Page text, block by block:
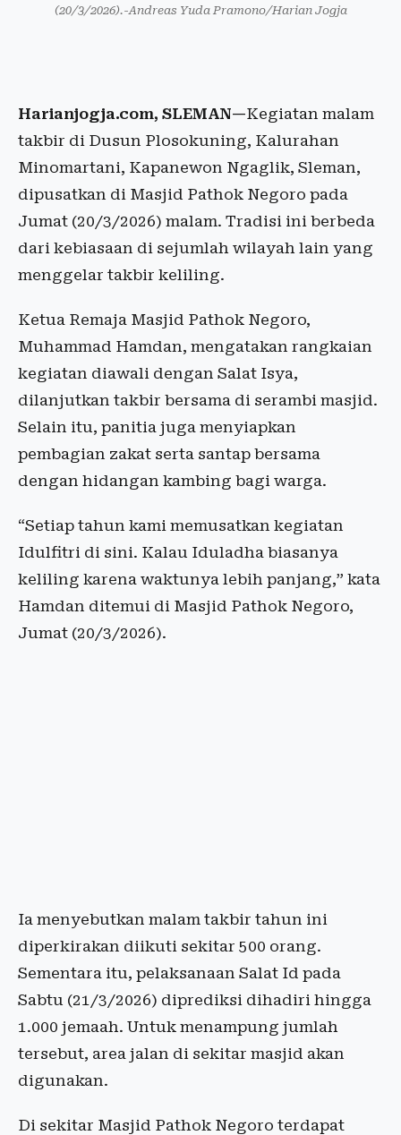
(20/3/2026).-Andreas Yuda Pramono/Harian Jogja
Harianjogja.com, SLEMAN—Kegiatan malam
takbir di Dusun Plosokuning, Kalurahan
Minomartani, Kapanewon Ngaglik, Sleman,
dipusatkan di Masjid Pathok Negoro pada
Jumat (20/3/2026) malam. Tradisi ini berbeda
dari kebiasaan di sejumlah wilayah lain yang
menggelar takbir keliling.
Ketua Remaja Masjid Pathok Negoro,
Muhammad Hamdan, mengatakan rangkaian
kegiatan diawali dengan Salat Isya,
dilanjutkan takbir bersama di serambi masjid.
Selain itu, panitia juga menyiapkan
pembagian zakat serta santap bersama
dengan hidangan kambing bagi warga.
“Setiap tahun kami memusatkan kegiatan
Idulfitri di sini. Kalau Iduladha biasanya
keliling karena waktunya lebih panjang,” kata
Hamdan ditemui di Masjid Pathok Negoro,
Jumat (20/3/2026).
Ia menyebutkan malam takbir tahun ini
diperkirakan diikuti sekitar 500 orang.
Sementara itu, pelaksanaan Salat Id pada
Sabtu (21/3/2026) diprediksi dihadiri hingga
1.000 jemaah. Untuk menampung jumlah
tersebut, area jalan di sekitar masjid akan
digunakan.
Di sekitar Masjid Pathok Negoro terdapat